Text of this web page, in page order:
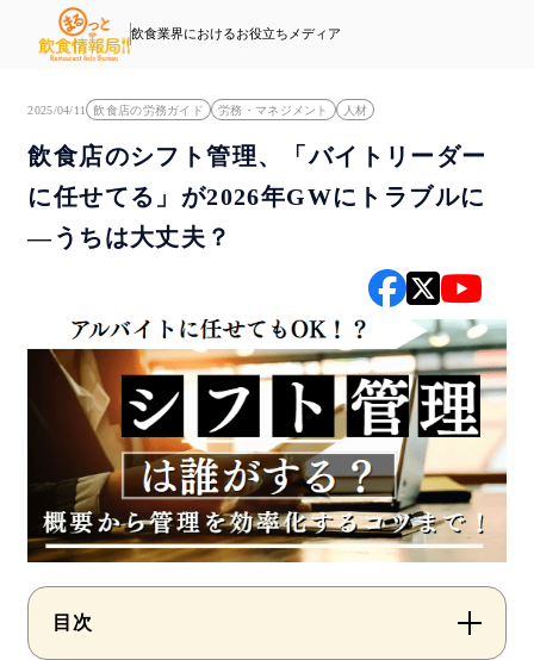
飲食業界におけるお役立ちメディア
2025/04/11 飲食店の労務ガイド 労務・マネジメント 人材
飲食店のシフト管理、「バイトリーダー
に任せてる」が2026年GWにトラブルに
—うちは大丈夫？
目次